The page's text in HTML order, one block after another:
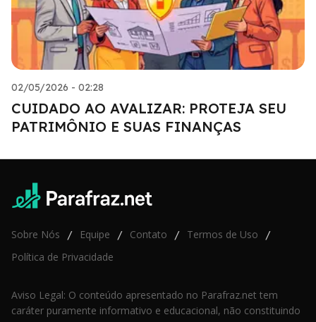
02/05/2026 - 02:28
CUIDADO AO AVALIZAR: PROTEJA SEU
PATRIMÔNIO E SUAS FINANÇAS
Sobre Nós / Equipe / Contato / Termos de Uso /
Política de Privacidade
Aviso Legal: O conteúdo apresentado no Parafraz.net tem
caráter puramente informativo e educacional, não constituindo